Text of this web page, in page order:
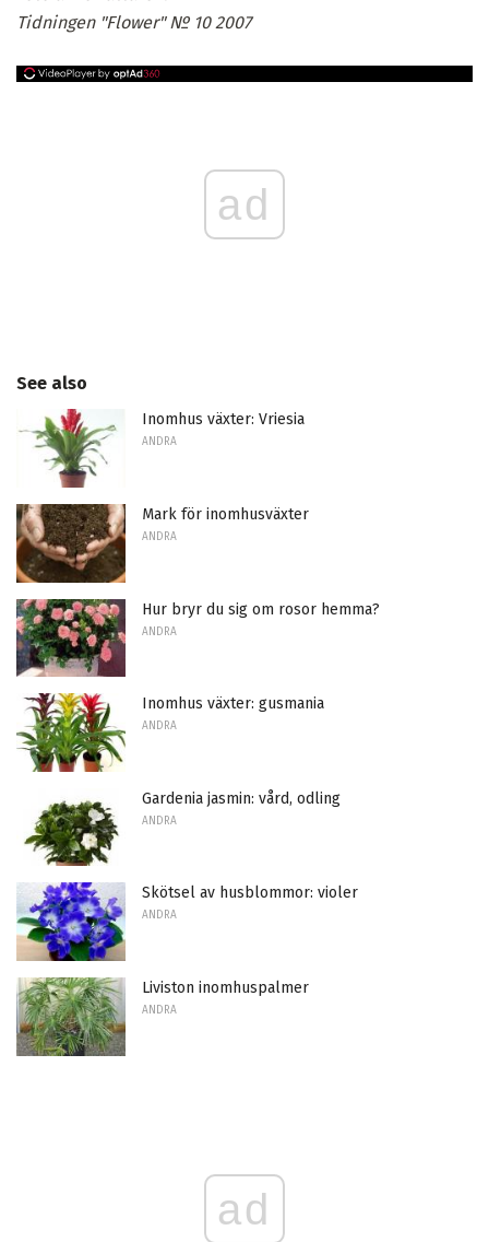
Tidningen "Flower" № 10 2007
ad
See also
Inomhus växter: Vriesia
ANDRA
Mark för inomhusväxter
ANDRA
Hur bryr du sig om rosor hemma?
ANDRA
Inomhus växter: gusmania
ANDRA
Gardenia jasmin: vård, odling
ANDRA
Skötsel av husblommor: violer
ANDRA
Liviston inomhuspalmer
ANDRA
ad